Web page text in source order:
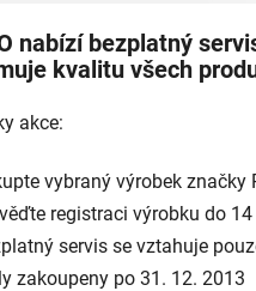
nabízí bezplatný
kvalitu všech
akce:
vybraný výrobek značky
registraci výrobku do
servis se vztahuje
zakoupeny po 31. 12. 2013